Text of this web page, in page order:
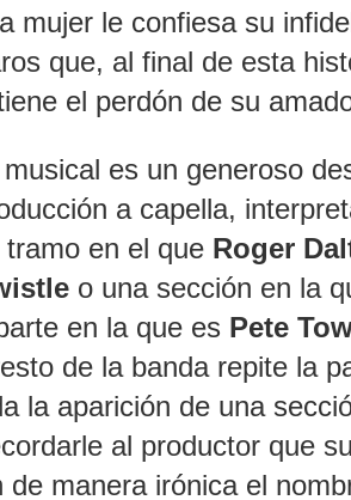
mujer le confiesa su
que, al final de esta
el perdón de su
es un generoso
a capella,
en el que Roger
o una sección en la
en la que es Pete
de la banda repite la
la aparición de una
al productor que
manera irónica el